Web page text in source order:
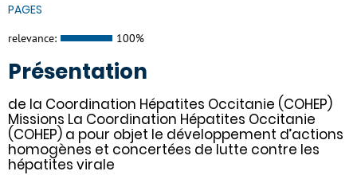
PAGES
relevance: 100%
Présentation
de la Coordination Hépatites Occitanie (COHEP)
Missions La Coordination Hépatites Occitanie
(COHEP) a pour objet le développement d’actions
homogènes et concertées de lutte contre les
hépatites virale